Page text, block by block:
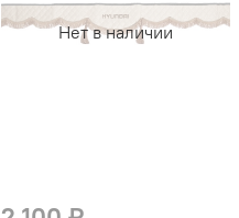
Нет в наличии